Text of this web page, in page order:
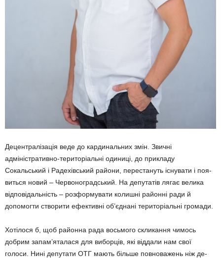
Децентралізація веде до карди­нальних змін. Звичні
адміністратив­но-територіальні одиниці, до прик­ладу
Сокальський і Радехівський райони, перестануть існувати і поя­
виться новий – Червоноградський. На депутатів лягає велика
відпові­дальність – розформувати колишні районні ради й
допомогти створити ефективні об’єднані територіальні громади.
Хотілося б, щоб районна рада восьмого скликання чимось
добрим запа­м’яталася для виборців, які віддали нам свої
голоси. Нині депу­тати ОТГ мають більше повнова­жень ніж де­